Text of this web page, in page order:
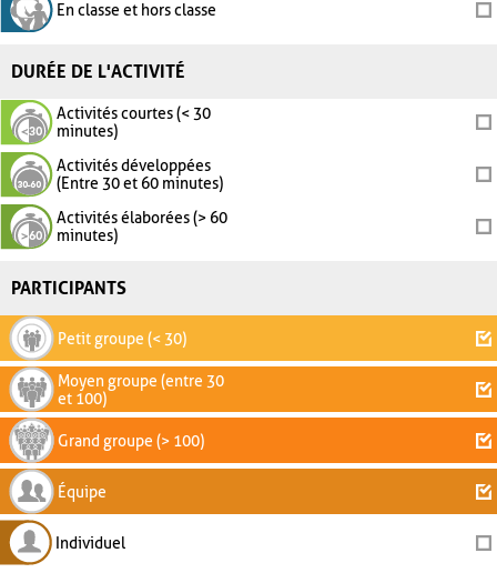
En classe et hors classe
DURÉE DE L'ACTIVITÉ
Activités courtes (< 30
minutes)
Activités développées
(Entre 30 et 60 minutes)
Activités élaborées (> 60
minutes)
PARTICIPANTS
Petit groupe (< 30)
Moyen groupe (entre 30
et 100)
Grand groupe (> 100)
Équipe
Individuel